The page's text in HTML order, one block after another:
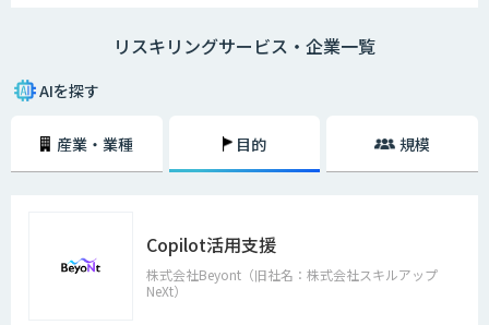
発を示す概念として提唱したことから、注目されるようになりました。
リスキリングが必要な理由は、デジタル技術によって「新しい職業が誕生
する（今の職業が衰退する）」「業務のやり方が大きく変わる」という課
すでに日本企業の一部は、全社員にDX基礎教育を実施、文系社員を対象
にAI研修を実施などの施策を実施しています。リスキリングによって、デ
ジタル技術の力を使いながら価値を創造するスキルやマインドが再開発さ
リスキリングサービス・企業一覧
AIを探す
産業・業種 目的 規模
Copilot活用支援
株式会社Beyont（旧社名：株式会社スキルアップ
NeXt）